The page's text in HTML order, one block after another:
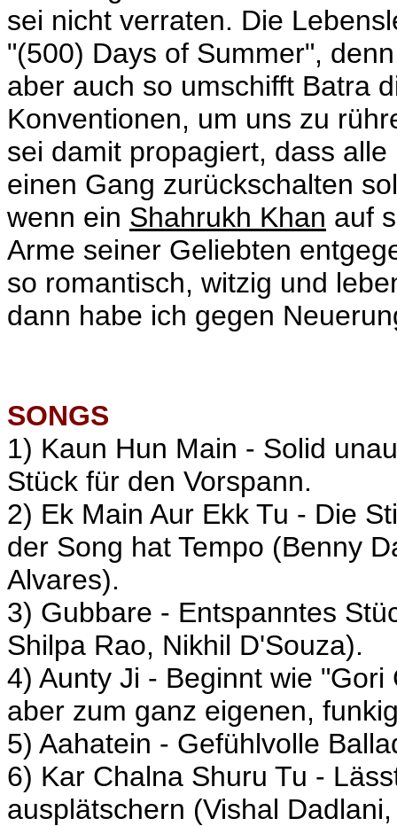
sei nicht verraten. Die
"(500) Days of Summer",
aber auch so umschifft Batra
Konventionen, um uns zu
sei damit propagiert, dass
einen Gang zurückschalten
wenn ein Shahrukh Khan auf
Arme seiner Geliebten
so romantisch, witzig und
dann habe ich gegen
SONGS
1) Kaun Hun Main - Solid
Stück für den Vorspann.
2) Ek Main Aur Ekk Tu - Die
der Song hat Tempo (Benny
Alvares).
3) Gubbare - Entspanntes
Shilpa Rao, Nikhil D'Souza).
4) Aunty Ji - Beginnt wie
aber zum ganz eigenen,
5) Aahatein - Gefühlvolle
6) Kar Chalna Shuru Tu -
ausplätschern (Vishal